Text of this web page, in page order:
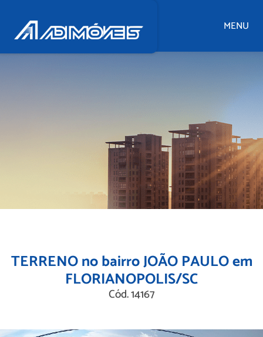
MENU
TERRENO no bairro JOÃO PAULO em
FLORIANOPOLIS/SC
Cód. 14167